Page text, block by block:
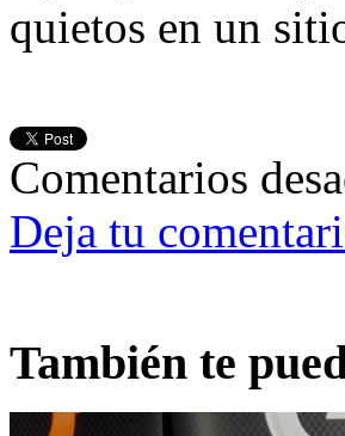
quietos en un
Comentarios
Deja tu
También te